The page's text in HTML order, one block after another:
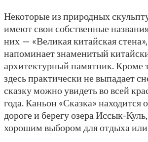
Некоторые из природных
имеют свои собственные
них — «Великая китайская
напоминает знаменитый
архитектурный памятник. Кроме
здесь практически не выпадает
сказку можно увидеть во всей
года. Каньон «Сказка» находится
дороге и берегу озера Иссык-
хорошим выбором для отдыха или